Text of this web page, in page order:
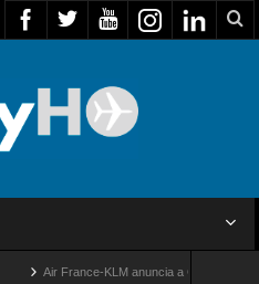
Air France-KLM anuncia a Guilhem Mallet